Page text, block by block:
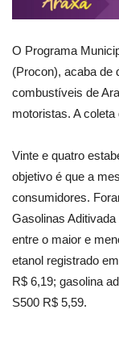
O Programa
(Procon), acaba de
combustíveis de
motoristas. A
Vinte e quatro
objetivo é que a
consumidores.
Gasolinas
entre o maior e
etanol registrado
R$ 6,19; gasolina
S500 R$ 5,59.